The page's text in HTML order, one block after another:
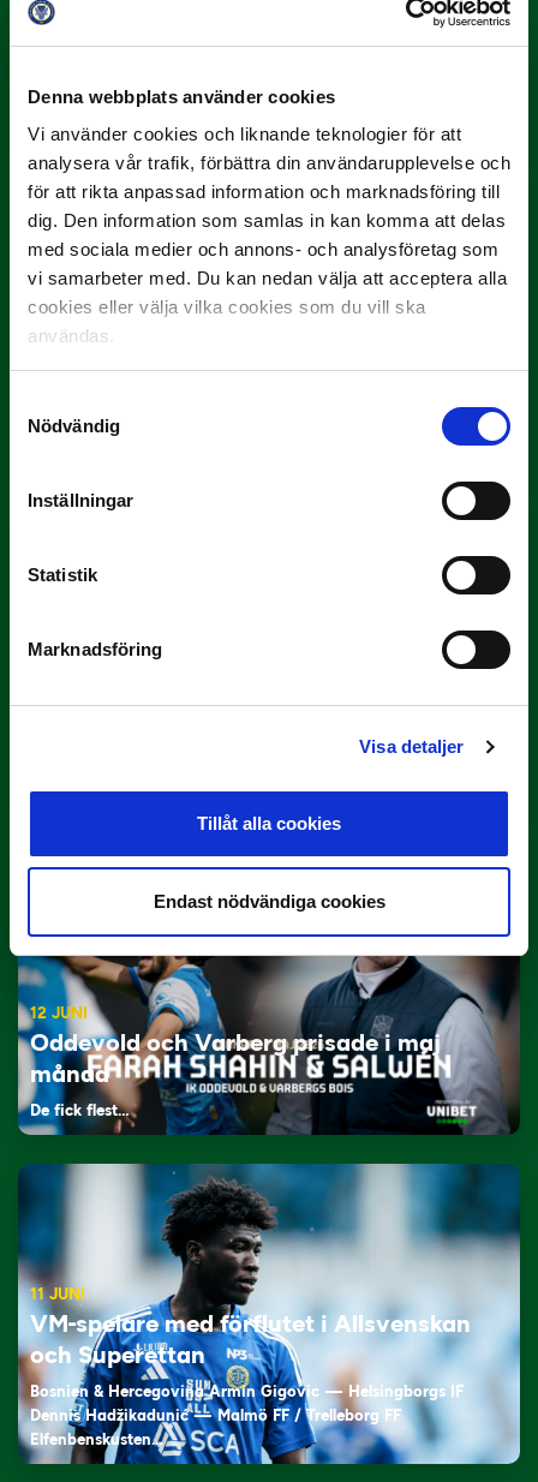
Denna webbplats använder cookies
Vi använder cookies och liknande teknologier för att
analysera vår trafik, förbättra din användarupplevelse och
för att rikta anpassad information och marknadsföring till
dig. Den information som samlas in kan komma att delas
med sociala medier och annons- och analysföretag som
vi samarbeter med. Du kan nedan välja att acceptera alla
cookies eller välja vilka cookies som du vill ska
användas.
Nödvändig
Inställningar
Statistik
Marknadsföring
Visa detaljer
Tillåt alla cookies
Endast nödvändiga cookies
Rösta på Månadens Spelare i juni
Yttrar gör…
Rösta på Månadens Tränare i juni
Lagerlöf tar över i Sandvikens IF
12 JUNI
Oddevold och Varberg prisade i maj
månad
De fick flest…
11 JUNI
VM-spelare med förflutet i Allsvenskan
och Superettan
Bosnien & Hercegovina Armin Gigovic — Helsingborgs IF
Dennis Hadžikadunić — Malmö FF / Trelleborg FF
Elfenbenskusten…